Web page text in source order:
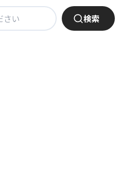
ト
て
ト
rights reserved.
検索